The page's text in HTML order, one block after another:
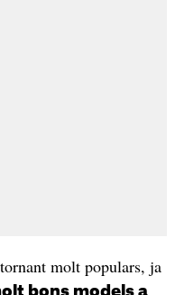
molt populars, ja
bons models a